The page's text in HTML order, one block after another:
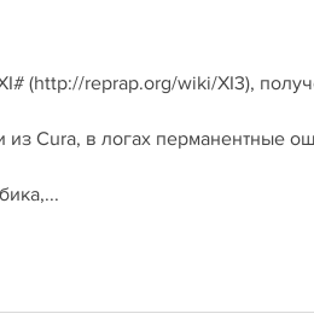
(http://reprap.org/wiki/XI3),
из Cura, в логах перманентные